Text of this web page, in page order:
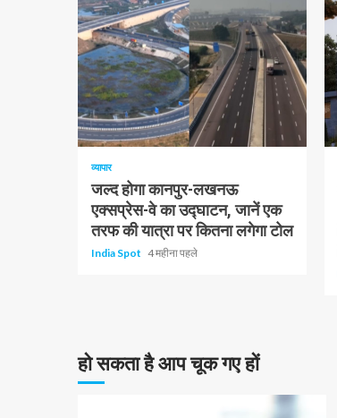
1 न्यूनतम पढ़ा
व्यापार
जल्द होगा कानपुर-लखनऊ
एक्सप्रेस-वे का उद्घाटन, जानें एक
तरफ की यात्रा पर कितना लगेगा टोल
India Spot 4 महीना पहले
हो सकता है आप चूक गए हों